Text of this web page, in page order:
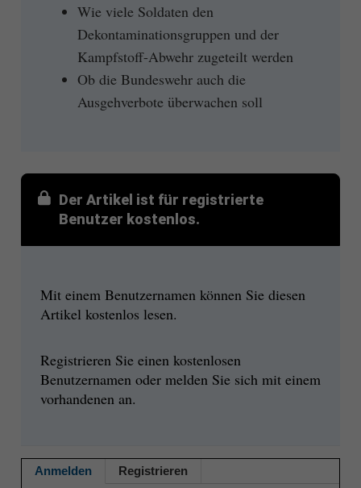
Wie viele Soldaten den
Dekontaminationsgruppen und der
Kampfstoff-Abwehr zugeteilt werden
Ob die Bundeswehr auch die
Ausgehverbote überwachen soll
Der Artikel ist für registrierte
Benutzer kostenlos.
Mit einem Benutzernamen können Sie diesen
Artikel kostenlos lesen.
Registrieren Sie einen kostenlosen
Benutzernamen oder melden Sie sich mit einem
vorhandenen an.
Anmelden Registrieren